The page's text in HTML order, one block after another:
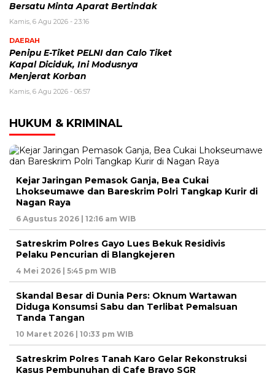
Bersatu Minta Aparat Bertindak
Kamis, 6 Agu 2026 - 23:16
DAERAH
Penipu E-Tiket PELNI dan Calo Tiket
Kapal Diciduk, Ini Modusnya
Menjerat Korban
Kamis, 6 Agu 2026 - 06:57
HUKUM & KRIMINAL
Kejar Jaringan Pemasok Ganja, Bea Cukai
Lhokseumawe dan Bareskrim Polri Tangkap Kurir di
Nagan Raya
6 Agustus 2026 | 12:16 am WIB
Satreskrim Polres Gayo Lues Bekuk Residivis
Pelaku Pencurian di Blangkejeren
4 Mei 2026 | 5:45 pm WIB
Skandal Besar di Dunia Pers: Oknum Wartawan
Diduga Konsumsi Sabu dan Terlibat Pemalsuan
Tanda Tangan
10 Maret 2026 | 10:33 pm WIB
Satreskrim Polres Tanah Karo Gelar Rekonstruksi
Kasus Pembunuhan di Cafe Bravo SGR